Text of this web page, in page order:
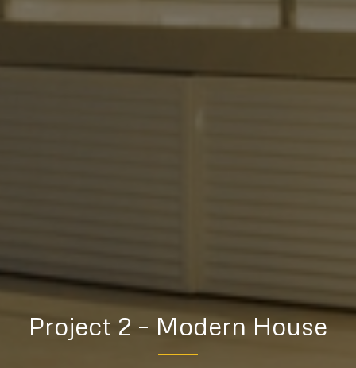
Project 2 – Modern House